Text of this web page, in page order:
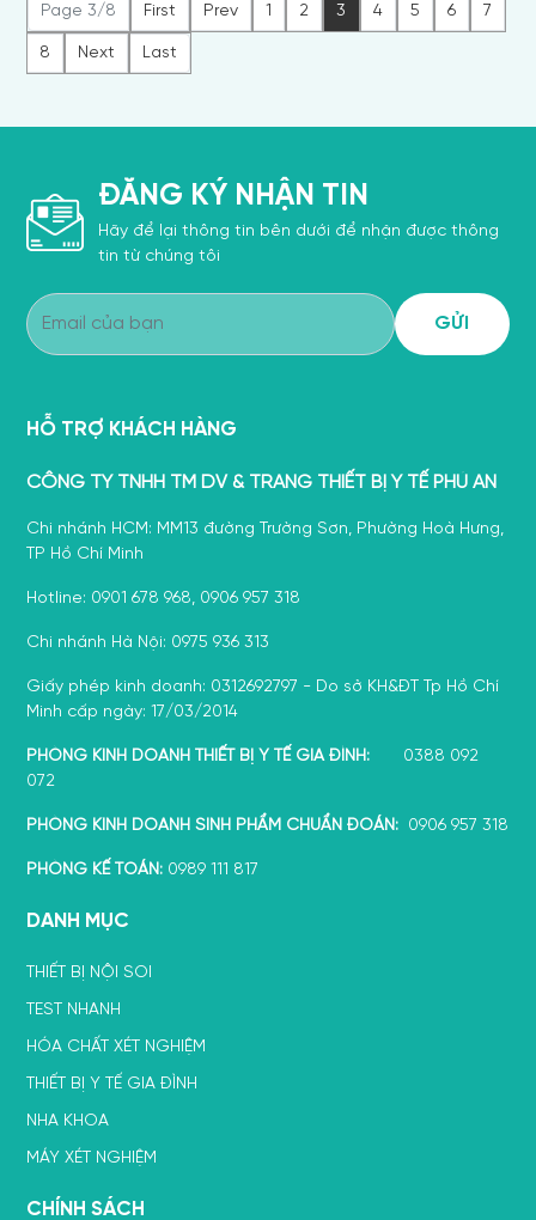
Page 3/8 First Prev 1 2 3 4 5 6 7
8 Next Last
ĐĂNG KÝ NHẬN TIN
Hãy để lại thông tin bên dưới để nhận được thông
tin từ chúng tôi
HỖ TRỢ KHÁCH HÀNG
CÔNG TY TNHH TM DV & TRANG THIẾT BỊ Y TẾ PHÚ AN
Chi nhánh HCM: MM13 đường Trường Sơn, Phường Hoà Hưng,
TP Hồ Chí Minh
Hotline: 0901 678 968, 0906 957 318
Chi nhánh Hà Nội: 0975 936 313
Giấy phép kinh doanh: 0312692797 - Do sở KH&ĐT Tp Hồ Chí
Minh cấp ngày: 17/03/2014
PHÒNG KINH DOANH THIẾT BỊ Y TẾ GIA ĐÌNH: 0388 092
072
PHÒNG KINH DOANH SINH PHẨM CHUẨN ĐOÁN: 0906 957 318
PHÒNG KẾ TOÁN: 0989 111 817
DANH MỤC
THIẾT BỊ NỘI SOI
TEST NHANH
HÓA CHẤT XÉT NGHIỆM
THIẾT BỊ Y TẾ GIA ĐÌNH
NHA KHOA
MÁY XÉT NGHIỆM
CHÍNH SÁCH